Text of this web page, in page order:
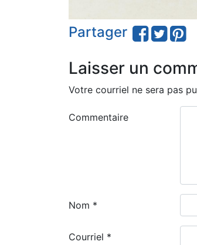
Partager
Laisser un
Votre courriel ne sera pas
Commentaire
Nom *
Courriel *